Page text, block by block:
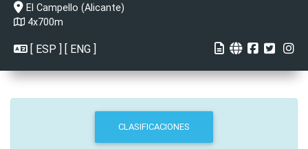
El Campello (Alicante)
4x700m
[ ESP ] [ ENG ]
CLASIFICACIONES